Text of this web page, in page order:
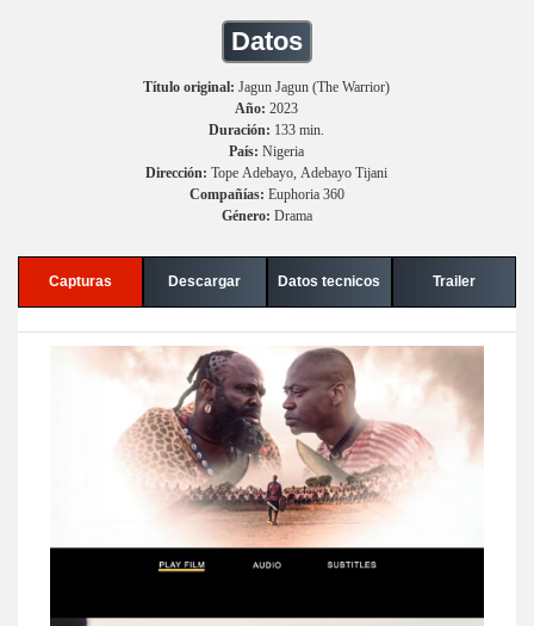
Datos
Título original: Jagun Jagun (The Warrior)
Año: 2023
Duración: 133 min.
País: Nigeria
Dirección: Tope Adebayo, Adebayo Tijani
Compañías: Euphoria 360
Género: Drama
Capturas Descargar Datos tecnicos Trailer